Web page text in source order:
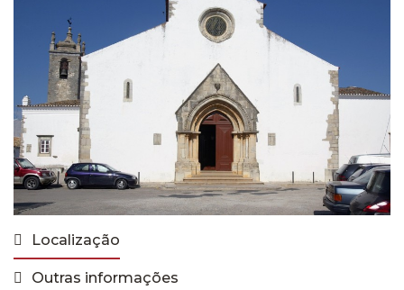
Localização
Outras informações